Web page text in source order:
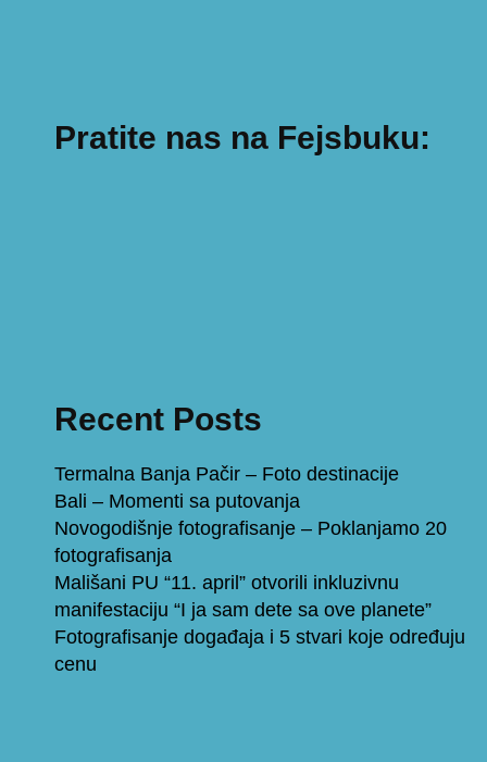
Pratite nas na Fejsbuku:
Recent Posts
Termalna Banja Pačir – Foto destinacije
Bali – Momenti sa putovanja
Novogodišnje fotografisanje – Poklanjamo 20
fotografisanja
Mališani PU “11. april” otvorili inkluzivnu
manifestaciju “I ja sam dete sa ove planete”
Fotografisanje događaja i 5 stvari koje određuju
cenu